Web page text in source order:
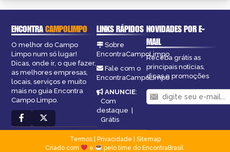
ENCONTRACAMPOLIMPO
O melhor do Campo
Limpo num só lugar!
Dicas, onde ir, o que fazer,
as melhores empresas,
locais, serviços e muito
mais no guia Encontra
Campo Limpo.
LINKS RÁPIDOS
Sobre
EncontraCampoLimpo
Fale com o
EncontraCampoLimpo
ANUNCIE:
Com
destaque |
Grátis
NOVIDADES POR E-
MAIL
Receba grátis as
principais notícias,
dicas e promoções
Termos| Privacidade
Sitemap
Criado com
e pelo time do EncontraBrasil